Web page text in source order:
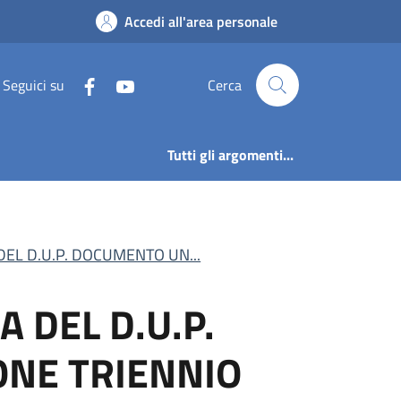
DEL D.U.P.
Accedi all'area personale
Seguici su Cerca
Tutti gli argomenti...
D.U.P. DOCUMENTO UN...
DEL D.U.P.
TRIENNIO